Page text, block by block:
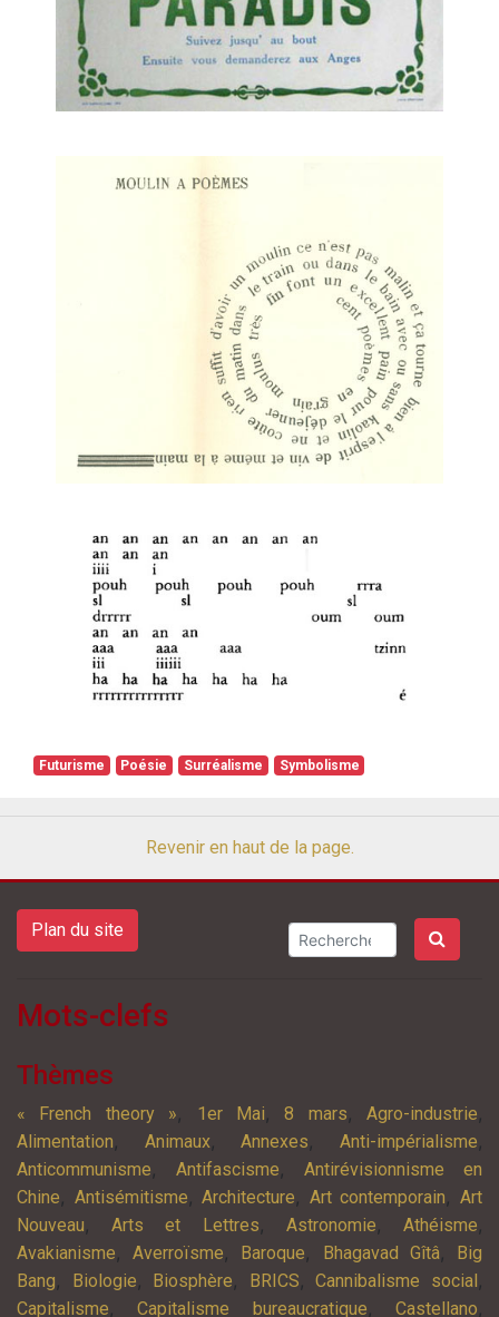
Futurisme Poésie Surréalisme Symbolisme
Revenir en haut de la page.
Plan du site
Mots-clefs
Thèmes
« French theory », 1er Mai,8 mars, Agro-industrie,
Alimentation, Animaux,Annexes,Anti-impérialisme,
Anticommunisme, Antifascisme, Antirévisionnisme en
Chine, Antisémitisme,Architecture, Art contemporain,Art
Nouveau,Arts et Lettres, Astronomie,Athéisme,
Avakianisme,Averroïsme, Baroque, Bhagavad Gîtâ,
Big
Bang, Biologie, Biosphère, BRICS,Cannibalisme social ,
Capitalisme,Capitalisme bureaucratique,Castellano,